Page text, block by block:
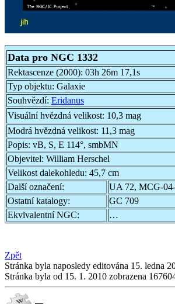
Data pro NGC 1332
Rektascenze (2000): 03h 26m 17,1s
Typ objektu: Galaxie
Souhvězdí: Eridanus
Visuální hvězdná velikost: 10,3 mag
Modrá hvězdná velikost: 11,3 mag
Popis: vB, S, E 114°, smbMN
Objevitel: William Herschel
Velikost dalekohledu: 45,7 cm
Další označení:
UA 72, MCG-
Ostatní katalogy:
GC 709
Ekvivalentní NGC:
…
Zpět
Stránka byla naposledy editována 15. ledna
Stránka byla od 15. 1. 2010 zobrazena